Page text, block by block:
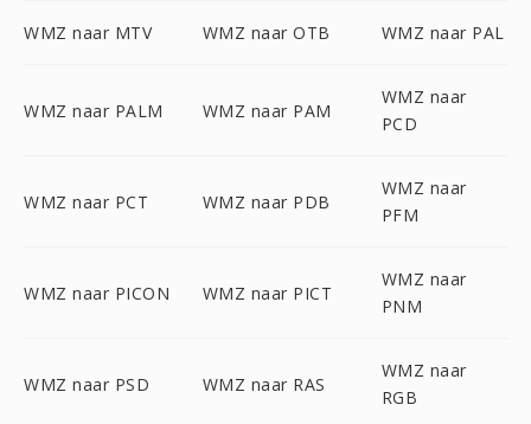
WMZ naar MTV WMZ naar OTB WMZ naar PAL
WMZ naar PALM WMZ naar PAM
WMZ naar
PCD
WMZ naar PCT WMZ naar PDB
WMZ naar
PFM
WMZ naar PICON WMZ naar PICT
WMZ naar
PNM
WMZ naar PSD WMZ naar RAS
WMZ naar
RGB